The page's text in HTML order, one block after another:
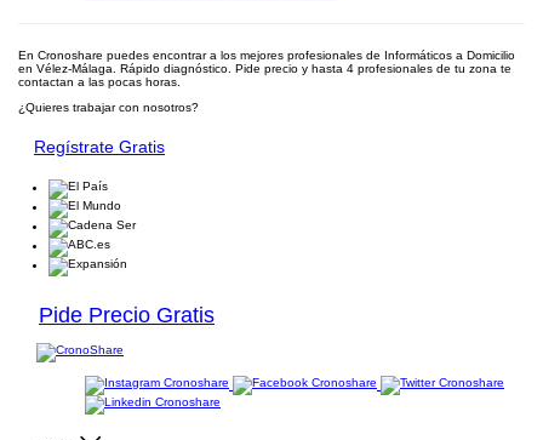
En Cronoshare puedes encontrar a los mejores profesionales de Informáticos a Domicilio
en Vélez-Málaga. Rápido diagnóstico. Pide precio y hasta 4 profesionales de tu zona te
contactan a las pocas horas.
¿Quieres trabajar con nosotros?
Regístrate Gratis
Pide Precio Gratis